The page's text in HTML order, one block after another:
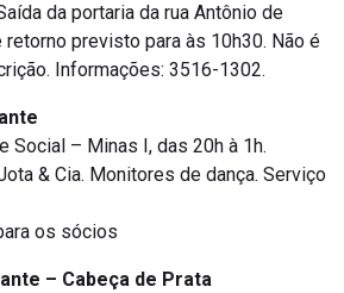
da portaria da rua Antônio de
retorno previsto para às 10h30. Não é
Informações: 3516-1302.
Social – Minas I, das 20h à 1h.
& Cia. Monitores de dança. Serviço
os sócios
– Cabeça de Prata